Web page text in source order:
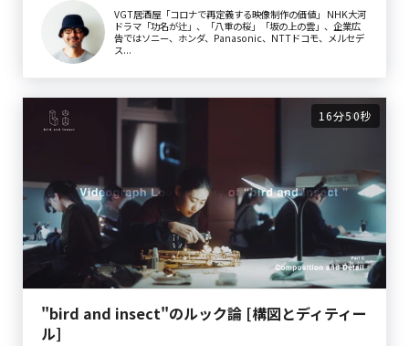
VGT居酒屋「コロナで再定義する映像制作の価値」 NHK大河
ドラマ「功名が辻」、「八重の桜」「坂の上の雲」、企業広
告ではソニー、ホンダ、Panasonic、NTTドコモ、メルセデ
ス...
16分50秒
"bird and insect"のルック論 [構図とディティー
ル]